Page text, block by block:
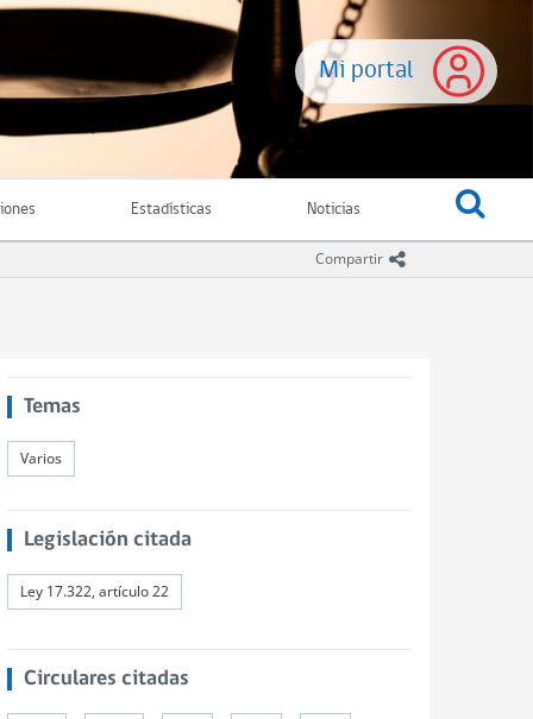
Mi portal
Estadísticas Noticias
Compartir icono compartir
Temas
Varios
Legislación citada
Ley 17.322, artículo 22
Circulares citadas